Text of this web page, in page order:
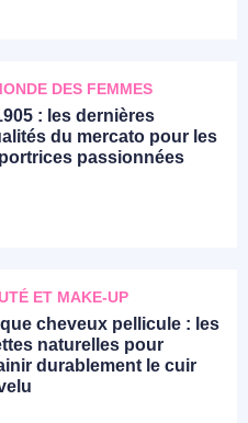
DES FEMMES
: les dernières
du mercato pour les
passionnées
ET MAKE-UP
cheveux pellicule : les
naturelles pour
durablement le cuir